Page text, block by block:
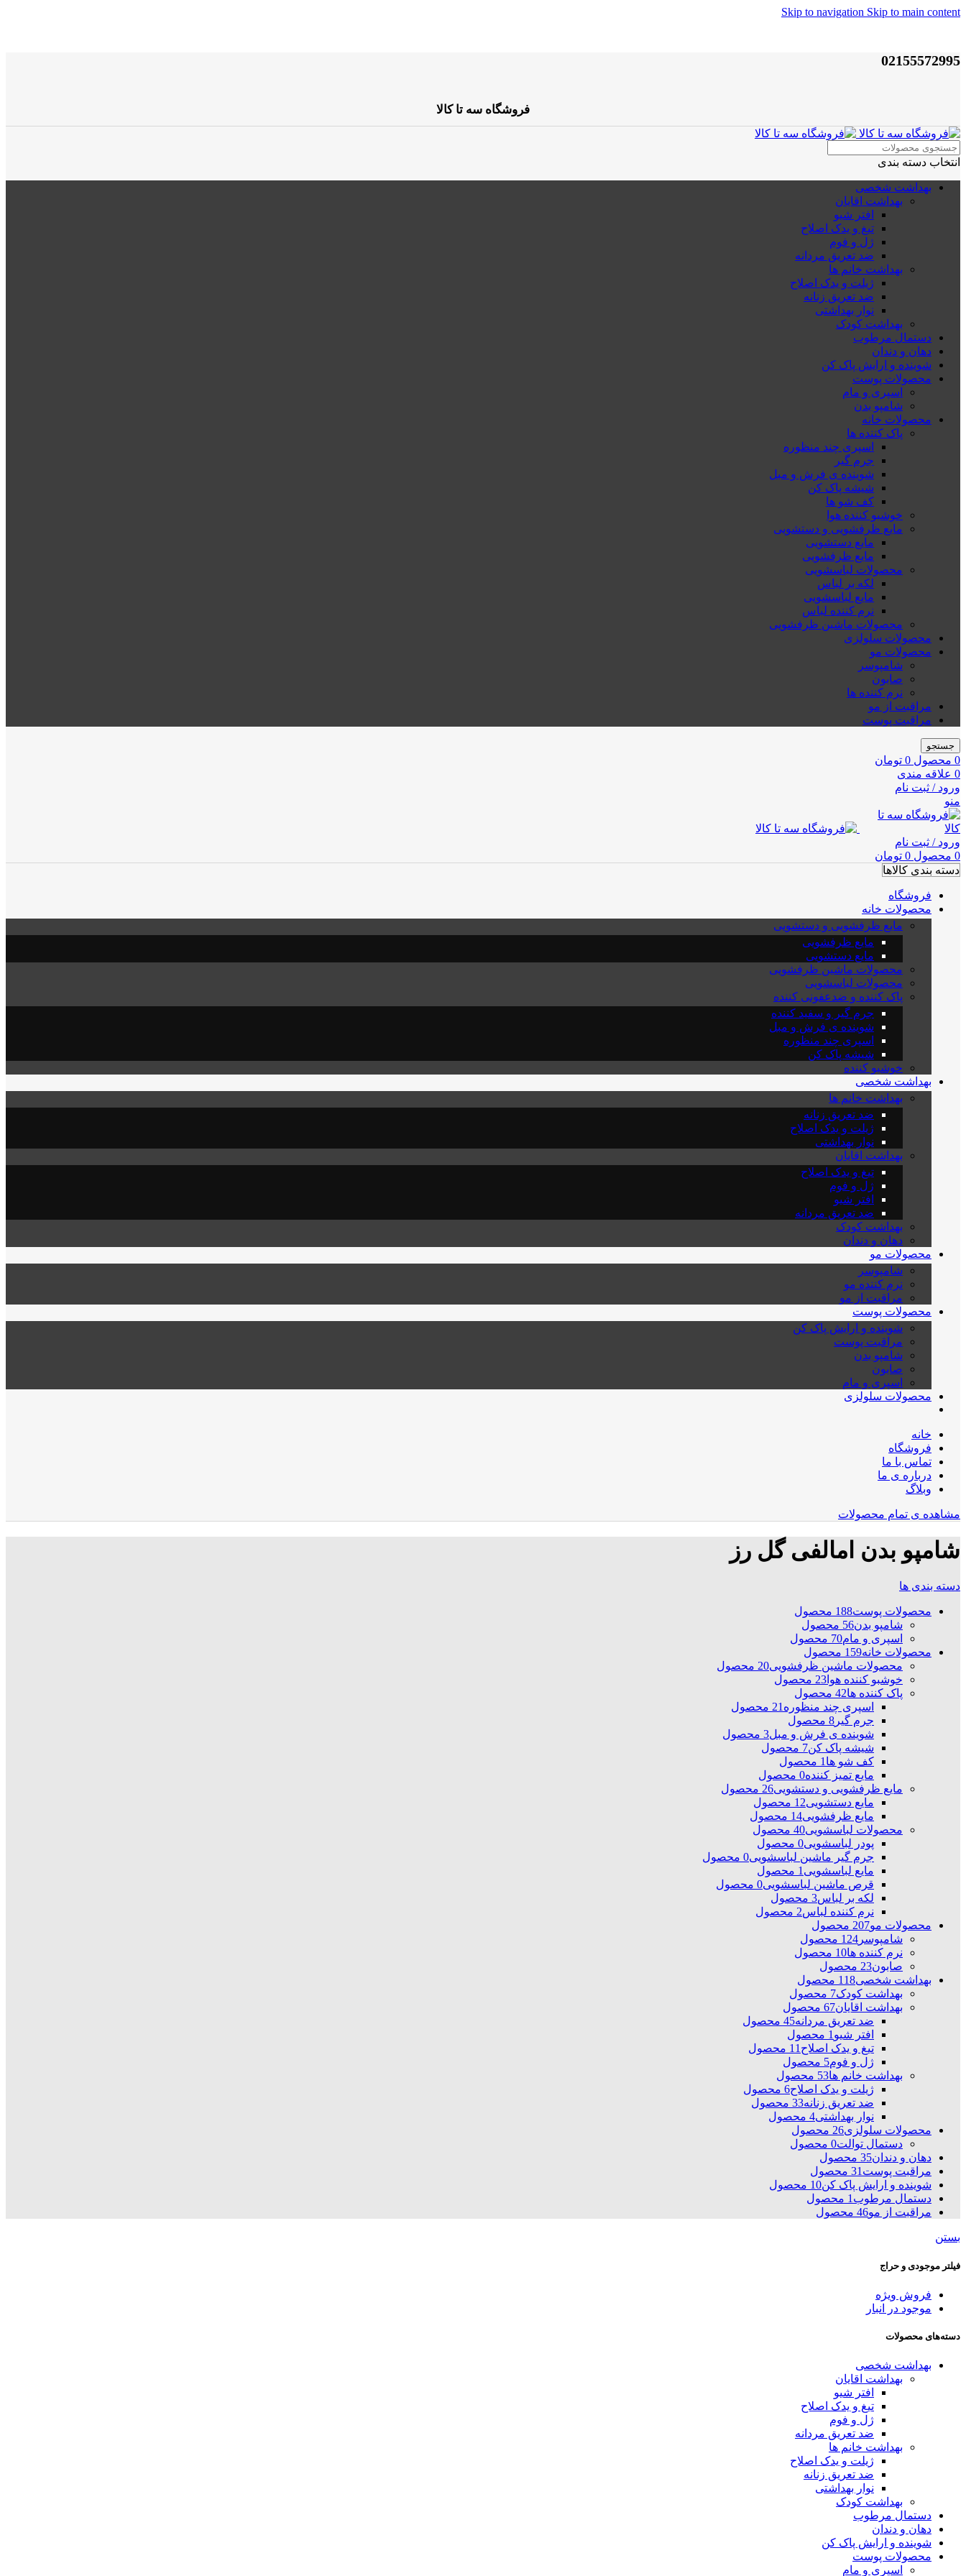
Skip to navigation Skip to main content
02155572995
فروشگاه سه تا کالا
انتخاب دسته بندی
بهداشت شخصی
بهداشت اقایان
افتر شیو
تیغ و یدک اصلاح
ژل و فوم
ضد تعریق مردانه
بهداشت خانم ها
ژیلت و یدک اصلاح
ضد تعریق زنانه
نوار بهداشتی
بهداشت کودک
دستمال مرطوب
دهان و دندان
شوینده و ارایش پاک کن
محصولات پوست
اسپری و مام
شامپو بدن
محصولات خانه
پاک کننده ها
اسپری چند منظوره
جرم گیر
شوینده ی فرش و مبل
شیشه پاک کن
کف شو ها
خوشبو کننده هوا
مایع ظرفشویی و دستشویی
مایع دستشویی
مایع ظرفشویی
محصولات لباسشویی
لکه بر لباس
مایع لباسشویی
نرم کننده لباس
محصولات ماشین ظرفشویی
محصولات سلولزی
محصولات مو
شامپوسر
صابون
نرم کننده ها
مراقبت از مو
مراقبت پوست
جستجو
0 محصول 0 تومان
0 علاقه مندی
ورود / ثبت نام
منو
ورود / ثبت نام
0 محصول 0 تومان
دسته بندی کالاها
فروشگاه
محصولات خانه
مایع ظرفشویی و دستشویی
مایع ظرفشویی
مایع دستشویی
محصولات ماشین ظرفشویی
محصولات لباسشویی
پاک کننده و ضدعفونی کننده
جرم گیر و سفید کننده
شوینده ی فرش و مبل
اسپری چند منظوره
شیشه پاک کن
خوشبو کننده
بهداشت شخصی
بهداشت خانم ها
ضد تعریق زنانه
ژیلت و یدک اصلاح
نوار بهداشتی
بهداشت اقایان
تیغ و یدک اصلاح
ژل و فوم
افتر شیو
ضد تعریق مردانه
بهداشت کودک
دهان و دندان
محصولات مو
شامپوسر
نرم کننده مو
مراقبت از مو
محصولات پوست
شوینده و ارایش پاک کن
مراقبت پوست
شامپو بدن
صابون
اسپری و مام
محصولات سلولزی
خانه
فروشگاه
تماس با ما
درباره ی ما
وبلاگ
مشاهده ی تمام محصولات
شامپو بدن امالفی گل رز
دسته بندی ها
محصولات پوست188 محصول
شامپو بدن56 محصول
اسپری و مام70 محصول
محصولات خانه159 محصول
محصولات ماشین ظرفشویی20 محصول
خوشبو کننده هوا 23 محصول
پاک کننده ها42 محصول
اسپری چند منظوره21 محصول
جرم گیر 8 محصول
شوینده ی فرش و مبل3 محصول
شیشه پاک کن7 محصول
کف شو ها1 محصول
مایع تمیز کننده0 محصول
مایع ظرفشویی و دستشویی26 محصول
مایع دستشویی12 محصول
مایع ظرفشویی14 محصول
محصولات لباسشویی40 محصول
پودر لباسشویی0 محصول
جرم گیر ماشین لباسشویی0 محصول
مایع لباسشویی1 محصول
قرص ماشین لباسشویی0 محصول
لکه بر لباس3 محصول
نرم کننده لباس2 محصول
محصولات مو207 محصول
شامپوسر 124 محصول
نرم کننده ها10 محصول
صابون23 محصول
بهداشت شخصی118 محصول
بهداشت کودک7 محصول
بهداشت اقایان67 محصول
ضد تعریق مردانه45 محصول
افتر شیو1 محصول
تیغ و یدک اصلاح11 محصول
ژل و فوم5 محصول
بهداشت خانم ها53 محصول
ژیلت و یدک اصلاح6 محصول
ضد تعریق زنانه33 محصول
نوار بهداشتی4 محصول
محصولات سلولزی26 محصول
دستمال توالت0 محصول
دهان و دندان35 محصول
مراقبت پوست31 محصول
شوینده و ارایش پاک کن10 محصول
دستمال مرطوب1 محصول
مراقبت از مو46 محصول
بستن
فیلتر موجودی و حراج
فروش ویژه
موجود در انبار
دسته‌های محصولات
بهداشت شخصی
بهداشت اقایان
افتر شیو
تیغ و یدک اصلاح
ژل و فوم
ضد تعریق مردانه
بهداشت خانم ها
ژیلت و یدک اصلاح
ضد تعریق زنانه
نوار بهداشتی
بهداشت کودک
دستمال مرطوب
دهان و دندان
شوینده و ارایش پاک کن
محصولات پوست
اسپری و مام